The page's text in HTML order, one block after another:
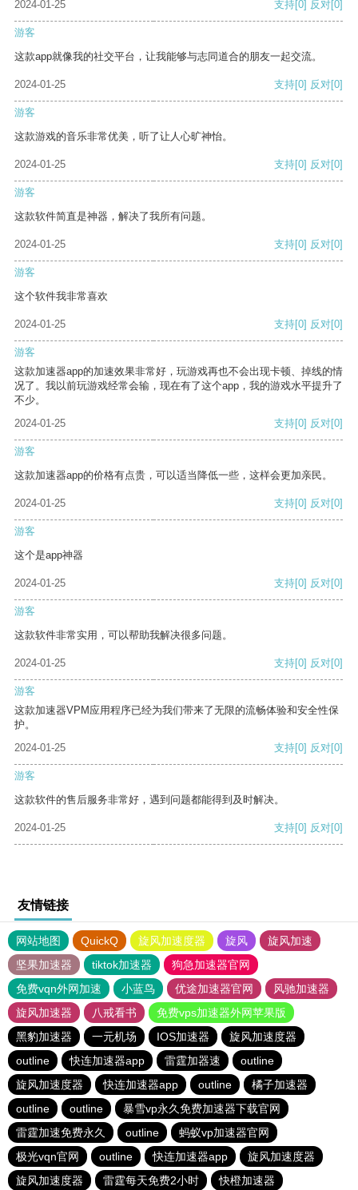
2024-01-25 支持[0] 反对[0]
游客
这款app就像我的社交平台，让我能够与志同道合的朋友一起交流。
2024-01-25 支持[0] 反对[0]
游客
这款游戏的音乐非常优美，听了让人心旷神怡。
2024-01-25 支持[0] 反对[0]
游客
这款软件简直是神器，解决了我所有问题。
2024-01-25 支持[0] 反对[0]
游客
这个软件我非常喜欢
2024-01-25 支持[0] 反对[0]
游客
这款加速器app的加速效果非常好，玩游戏再也不会出现卡顿、掉线的情
况了。我以前玩游戏经常会输，现在有了这个app，我的游戏水平提升了
不少。
2024-01-25
支持[0] 反对[0]
游客
这款加速器app的价格有点贵，可以适当降低一些，这样会更加亲民。
2024-01-25 支持[0] 反对[0]
游客
这个是app神器
2024-01-25 支持[0] 反对[0]
游客
这款软件非常实用，可以帮助我解决很多问题。
2024-01-25 支持[0] 反对[0]
游客
这款加速器VPM应用程序已经为我们带来了无限的流畅体验和安全性保
护。
2024-01-25
支持[0] 反对[0]
游客
这款软件的售后服务非常好，遇到问题都能得到及时解决。
2024-01-25 支持[0] 反对[0]
友情链接
网站地图 QuickQ 旋风加速度器 旋风
旋风加速
坚果加速器
tiktok加速器
狗急加速器官网
免费vqn外网加速
小蓝鸟 优途加速器官网
风驰加速器
旋风加速器
八戒看书
免费vps加速器外网苹果版
黑豹加速器
一元机场 IOS加速器
旋风加速度器
outline
快连加速器app 雷霆加器速
outline
旋风加速度器
快连加速器app outline
橘子加速器
outline
outline
暴雪vp永久免费加速器下载官网
雷霆加速免费永久
outline
蚂蚁vp加速器官网
极光vqn官网
outline 快连加速器app
旋风加速度器
旋风加速度器
雷霆每天免费2小时 快橙加速器